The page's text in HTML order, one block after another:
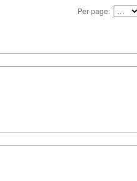
Per page: